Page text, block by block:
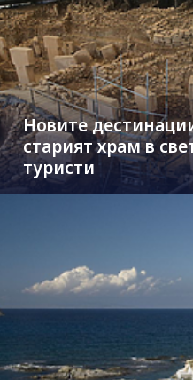
Новите
старият храм в
туристи